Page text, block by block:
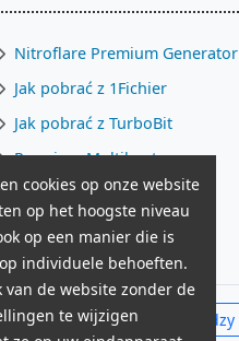
Nitroflare Premium Generator
Jak pobrać z 1Fichier
Jak pobrać z TurboBit
Premium Multihoster
Tani Multihoster
K2S Alternatywa
Zobacz całe Centrum Wiedzy
cookies op onze website
op het hoogste niveau
op een manier die is
individuele behoeften.
van de website zonder de
te wijzigen